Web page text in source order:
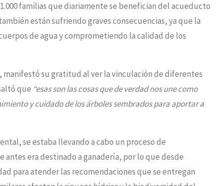
familias que diariamente se benefician del acueducto
están sufriendo graves consecuencias, ya que la
de agua y comprometiendo la calidad de los
su gratitud al ver la vinculación de diferentes
que “esas son las cosas que de verdad nos une como
y cuidado de los árboles sembrados para aportar a
se estaba llevando a cabo un proceso de
era destinado a ganadería, por lo que desde
para atender las recomendaciones que se entregan